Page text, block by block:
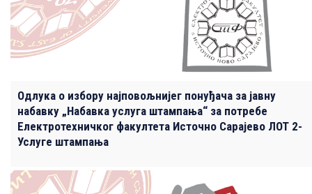
Одлука о избору најповољнијег понуђача за јавну
набавку „Набавка услуга штампања“ за потребе
Електротехничког факултета Источно Сарајево ЛОТ 2-
Услуге штампања